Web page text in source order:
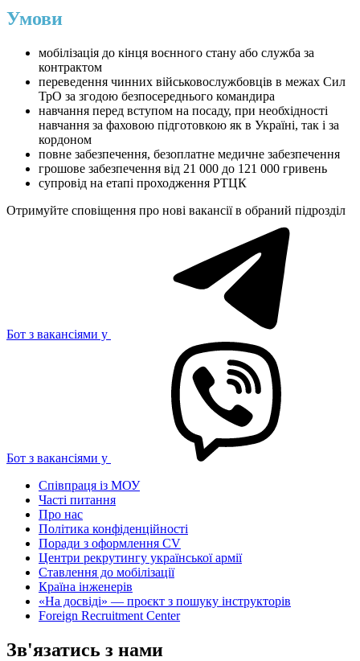
Умови
мобілізація до кінця воєнного стану або служба за
контрактом
переведення чинних військовослужбовців в межах Сил
ТрО за згодою безпосереднього командира
навчання перед вступом на посаду, при необхідності
навчання за фаховою підготовкою як в Україні, так і за
кордоном
повне забезпечення, безоплатне медичне забезпечення
грошове забезпечення від 21 000 до 121 000 гривень
супровід на етапі проходження РТЦК
Отримуйте сповіщення про нові вакансії в обраний підрозділ
Бот з вакансіями у
Бот з вакансіями у
Співпраця із МОУ
Часті питання
Про нас
Політика конфіденційності
Поради з оформлення CV
Центри рекрутингу української армії
Ставлення до мобілізації
Країна інженерів
«На досвіді» — проєкт з пошуку інструкторів
Foreign Recruitment Center
Зв'язатись з нами